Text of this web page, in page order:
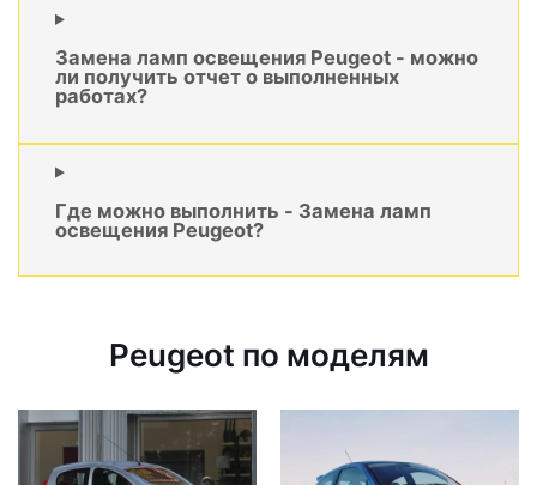
Замена ламп освещения Peugeot - можно
ли получить отчет о выполненных
работах?
Где можно выполнить - Замена ламп
освещения Peugeot?
Peugeot по моделям